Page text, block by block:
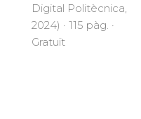
Digital Politècnica,
2024) · 115 pàg. ·
Gratuït